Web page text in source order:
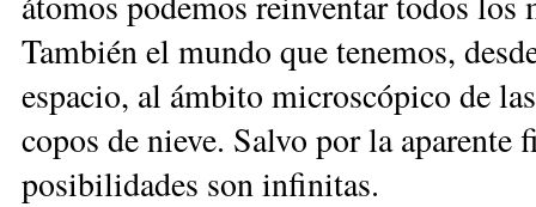
También el mundo que tenemos,
espacio, al ámbito microscópico de
copos de nieve. Salvo por la
posibilidades son infinitas.